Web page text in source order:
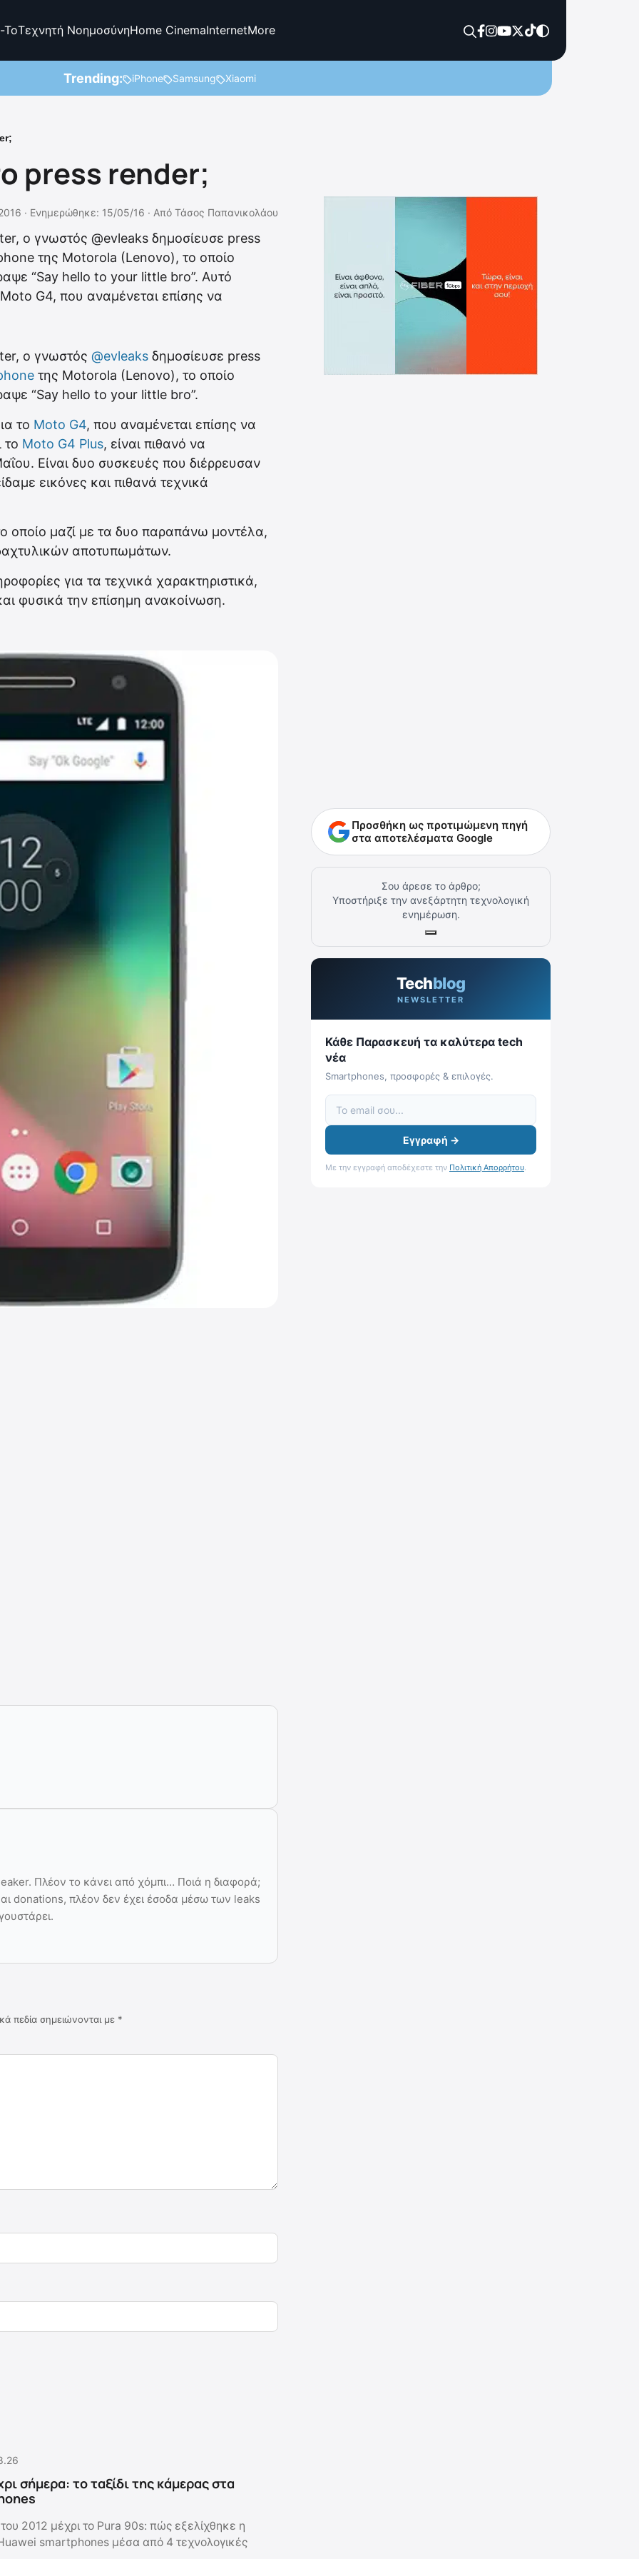
ToΤεχνητή ΝοημοσύνηHome CinemaInternetMore
Trending: iPhone Samsung Xiaomi
press render;
· Ενημερώθηκε: 15/05/16 · Από Τάσος Παπανικολάου
ο γνωστός @evleaks δημοσίευσε press
της Motorola (Lenovo), το οποίο
“Say hello to your little bro”. Αυτό
G4, που αναμένεται επίσης να
ο γνωστός @evleaks δημοσίευσε press
της Motorola (Lenovo), το οποίο
“Say hello to your little bro”.
το Moto G4, που αναμένεται επίσης να
το Moto G4 Plus, είναι πιθανό να
Είναι δυο συσκευές που διέρρευσαν
εικόνες και πιθανά τεχνικά
οποίο μαζί με τα δυο παραπάνω μοντέλα,
αποτυπωμάτων.
για τα τεχνικά χαρακτηριστικά,
φυσικά την επίσημη ανακοίνωση.
Πλέον το κάνει από χόμπι… Ποιά η διαφορά;
donations, πλέον δεν έχει έσοδα μέσω των leaks
πεδία σημειώνονται με *
σήμερα: το ταξίδι της κάμερας στα
2012 μέχρι το Pura 90s: πώς εξελίχθηκε η
smartphones μέσα από 4 τεχνολογικές
Προσθήκη ως προτιμώμενη πηγή
στα αποτελέσματα Google
Σου άρεσε το άρθρο;
Υποστήριξε την ανεξάρτητη τεχνολογική
ενημέρωση.
Techblog
NEWSLETTER
Κάθε Παρασκευή τα καλύτερα tech
νέα
Smartphones, προσφορές & επιλογές.
Εγγραφή →
Με την εγγραφή αποδέχεστε την Πολιτική Απορρήτου.